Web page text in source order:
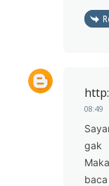
08:49
gak